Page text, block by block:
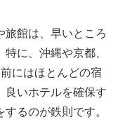
旅館は、早いところ
に、沖縄や京都、
にはほとんどの宿
良いホテルを確保す
るのが鉄則です。